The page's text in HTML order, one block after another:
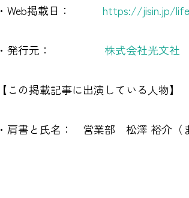
・Web掲載日： https://jisin.jp/
・発行元： 株式会社光文社
【この掲載記事に出演している人物】
・肩書と氏名： 営業部 松澤 裕介（